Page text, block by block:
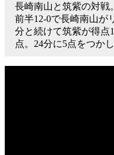
長崎南山と筑紫の対戦。
前半12-0で長崎南山が
分と続けて筑紫が得点
点。24分に5点をつか